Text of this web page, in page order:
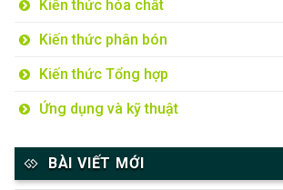
Kiến thức hóa chất
Kiến thức phân bón
Kiến thức Tổng hợp
Ứng dụng và kỹ thuật
BÀI VIẾT MỚI